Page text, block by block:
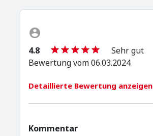
4.8
Sehr gut
Bewertung vom 06.03.2024
Detaillierte Bewertung anzeigen
Kommentar